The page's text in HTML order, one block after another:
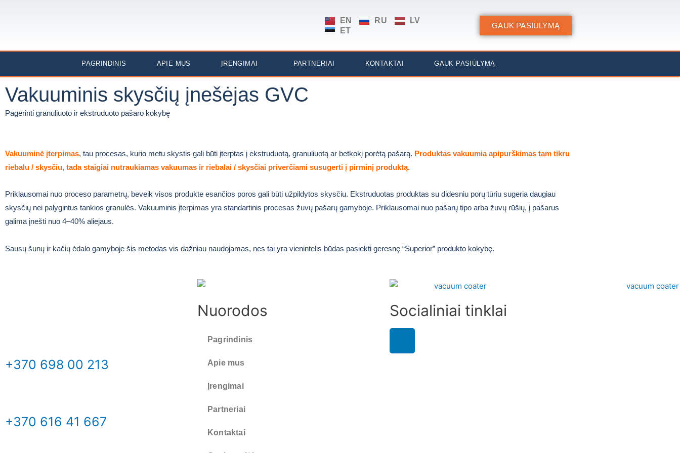
EN RU
LV
ET
GAUK PASIŪLYMĄ
PAGRINDINIS APIE MUS ĮRENGIMAI PARTNERIAI KONTAKTAI GAUK PASIŪLYMĄ
Vakuuminis skysčių įnešėjas GVC
Pagerinti granuliuoto ir ekstruduoto pašaro kokybę
Vakuuminė įterpimas, tau procesas, kurio metu skystis gali būti įterptas į ekstruduotą, granuliuotą ar betkokį porėtą pašarą. Produktas vakuumia apipurškimas tam tikru
riebalu / skysčiu, tada staigiai nutraukiamas vakuumas ir riebalai / skysčiai priverčiami susugerti į pirminį produktą.
Priklausomai nuo proceso parametrų, beveik visos produkte esančios poros gali būti užpildytos skysčiu. Ekstruduotas produktas su didesniu porų tūriu sugeria daugiau
skysčių nei palygintus tankios granulės. Vakuuminis įterpimas yra standartinis procesas žuvų pašarų gamyboje. Priklausomai nuo pašarų tipo arba žuvų rūšių, į pašarus
galima įnešti nuo 4–40% aliejaus.
Sausų šunų ir kačių ėdalo gamyboje šis metodas vis dažniau naudojamas, nes tai yra vienintelis būdas pasiekti geresnę “Superior” produkto kokybę.
+370 698 00 213
+370 616 41 667
Nuorodos
Pagrindinis
Apie mus
Įrengimai
Partneriai
Kontaktai
Socialiniai tinklai